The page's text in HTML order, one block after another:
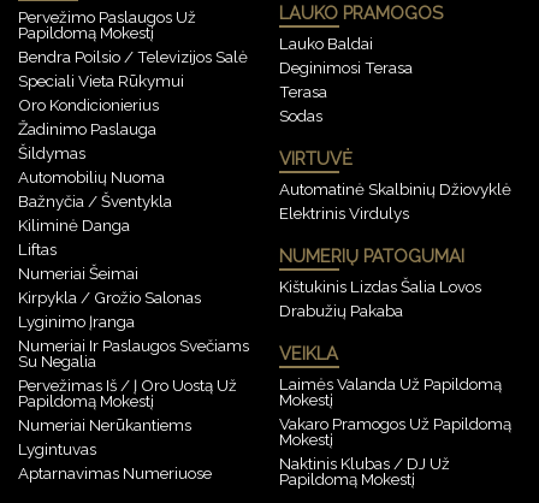
Pervežimo Paslaugos Už
Papildomą Mokestį
Bendra Poilsio / Televizijos Salė
Speciali Vieta Rūkymui
Oro Kondicionierius
Žadinimo Paslauga
Šildymas
Automobilių Nuoma
Bažnyčia / Šventykla
Kiliminė Danga
Liftas
Numeriai Šeimai
Kirpykla / Grožio Salonas
Lyginimo Įranga
Numeriai Ir Paslaugos Svečiams
Su Negalia
Pervežimas Iš / Į Oro Uostą Už
Papildomą Mokestį
Numeriai Nerūkantiems
Lygintuvas
Aptarnavimas Numeriuose
LAUKO PRAMOGOS
Lauko Baldai
Deginimosi Terasa
Terasa
Sodas
VIRTUVĖ
Automatinė Skalbinių Džiovyklė
Elektrinis Virdulys
NUMERIŲ PATOGUMAI
Kištukinis Lizdas Šalia Lovos
Drabužių Pakaba
VEIKLA
Laimės Valanda Už Papildomą
Mokestį
Vakaro Pramogos Už Papildomą
Mokestį
Naktinis Klubas / DJ Už
Papildomą Mokestį